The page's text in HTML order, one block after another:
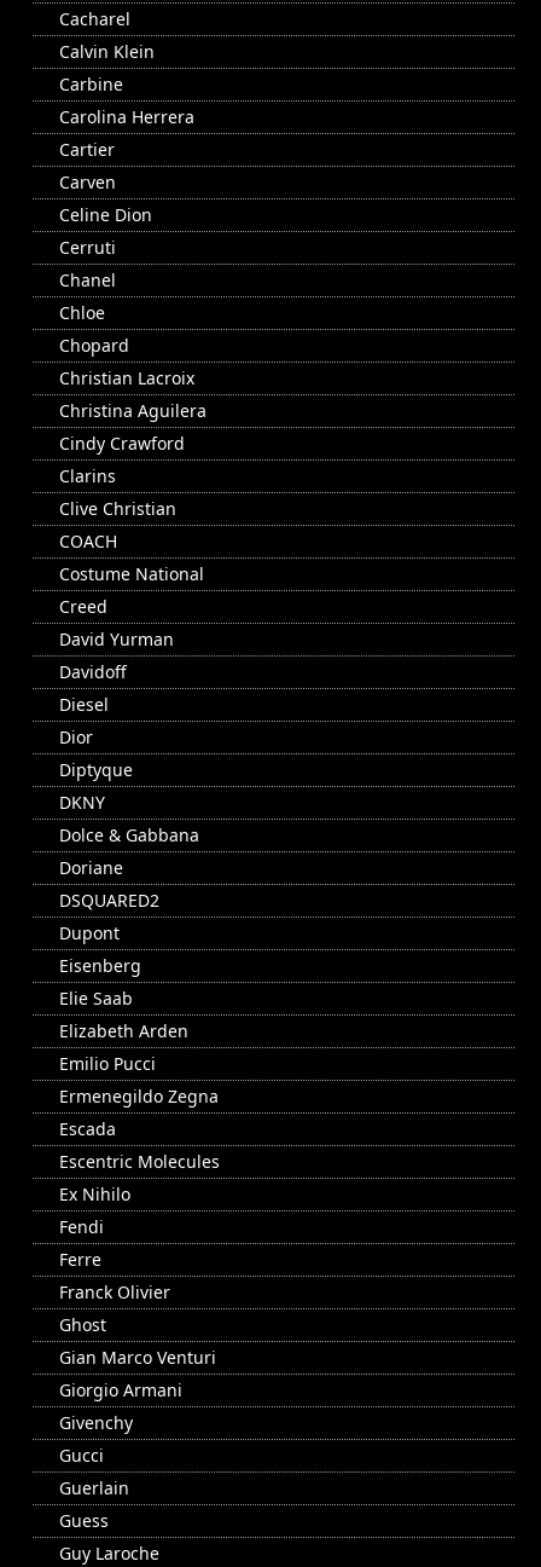
Cacharel
Calvin Klein
Carbine
Carolina Herrera
Cartier
Carven
Celine Dion
Cerruti
Chanel
Chloe
Chopard
Christian Lacroix
Christina Aguilera
Cindy Crawford
Clarins
Clive Christian
COACH
Costume National
Creed
David Yurman
Davidoff
Diesel
Dior
Diptyque
DKNY
Dolce & Gabbana
Doriane
DSQUARED2
Dupont
Eisenberg
Elie Saab
Elizabeth Arden
Emilio Pucci
Ermenegildo Zegna
Escada
Escentric Molecules
Ex Nihilo
Fendi
Ferre
Franck Olivier
Ghost
Gian Marco Venturi
Giorgio Armani
Givenchy
Gucci
Guerlain
Guess
Guy Laroche